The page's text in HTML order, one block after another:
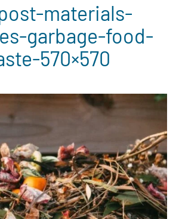
materials-
garbage-food-
570×570